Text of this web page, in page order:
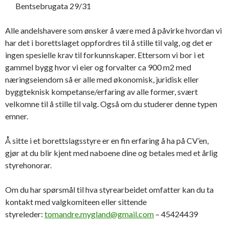
Bentsebrugata 29/31
Alle andelshavere som ønsker å være med å påvirke hvordan vi
har det i borettslaget oppfordres til å stille tilvalg, og det er
ingen spesielle krav til forkunnskaper. Ettersom vi bor i et
gammel bygg hvor vi eier og forvalter ca 900 m2 med
næringseiendom så er alle med økonomisk, juridisk eller
byggteknisk kompetanse/erfaring av alle former, svært
velkomne til å stille tilvalg. Også om du studerer denne typen
emner.
Å sitte i et borettslagsstyre er en fin erfaring å ha på CV’en,
gjør at du blir kjent med naboene dine og betales med et årlig
styrehonorar.
Om du har spørsmål til hva styrearbeidet omfatter kan du ta
kontakt medvalgkomiteeneller sittende
styreleder: tomandre.mygland@gmail.com – 45424439